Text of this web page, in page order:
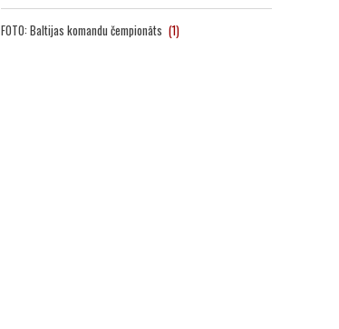
FOTO: Baltijas komandu čempionāts (1)